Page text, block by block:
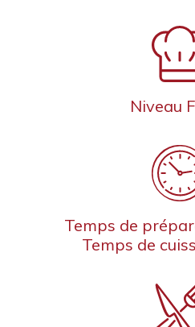
Niveau
Temps de
Temps de